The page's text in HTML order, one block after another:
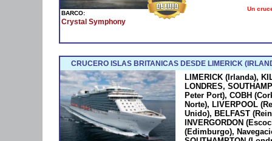
BARCO:
Crystal Symphony
Un
CRUCERO ISLAS BRITANICAS DESDE LIMERICK
LIMERICK (Irlanda),
LONDRES,
Peter Port), COBH
Norte), LIVERPOOL
Unido), BELFAST
INVERGORDON
(Edimburgo),